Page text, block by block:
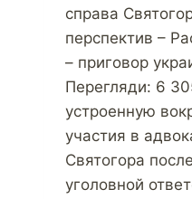
справа
перспектив –
– приговор
Перегляди: 6
устроенную
участия в
Святогора
уголовной